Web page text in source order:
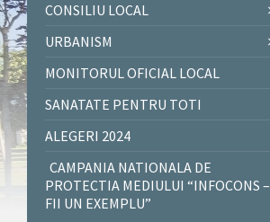
CONSILIU LOCAL
URBANISM
MONITORUL OFICIAL LOCAL
SANATATE PENTRU TOTI
ALEGERI 2024
CAMPANIA NATIONALA DE
PROTECTIA MEDIULUI “INFOCONS –
FII UN EXEMPLU”